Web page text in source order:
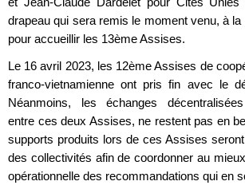
drapeau qui sera remis le moment venu, à
pour accueillir les 13ème Assises.
Le 16 avril 2023, les 12ème Assises de
franco-vietnamienne ont pris fin avec le
Néanmoins, les échanges
entre ces deux Assises, ne restent pas en
supports produits lors de ces Assises
des collectivités afin de coordonner au
opérationnelle des recommandations qui en